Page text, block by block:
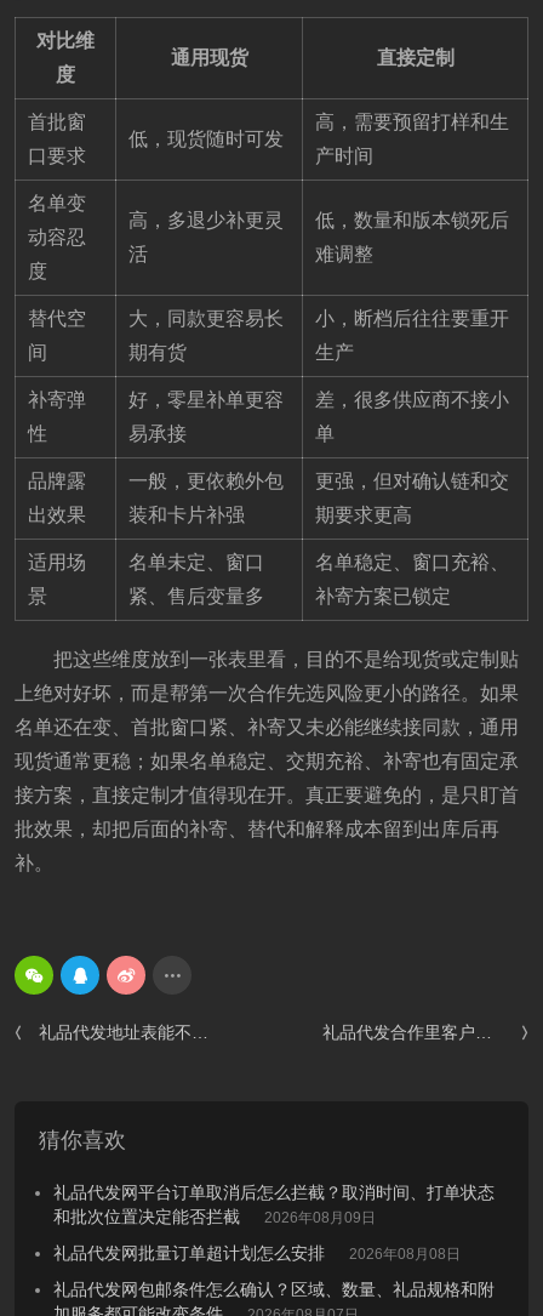
对比维
度
通用现货 直接定制
首批窗
口要求
低，现货随时可发
高，需要预留打样和生
产时间
名单变
动容忍
度
高，多退少补更灵
活
低，数量和版本锁死后
难调整
替代空
间
大，同款更容易长
期有货
小，断档后往往要重开
生产
补寄弹
性
好，零星补单更容
易承接
差，很多供应商不接小
单
品牌露
出效果
一般，更依赖外包
装和卡片补强
更强，但对确认链和交
期要求更高
适用场
景
名单未定、窗口
紧、售后变量多
名单稳定、窗口充裕、
补寄方案已锁定
把这些维度放到一张表里看，目的不是给现货或定制贴
上绝对好坏，而是帮第一次合作先选风险更小的路径。如果
名单还在变、首批窗口紧、补寄又未必能继续接同款，通用
现货通常更稳；如果名单稳定、交期充裕、补寄也有固定承
接方案，直接定制才值得现在开。真正要避免的，是只盯首
批效果，却把后面的补寄、替代和解释成本留到出库后再
补。
礼品代发地址表能不能直接发？重复收件、风险备注和补寄责任没核清要暂缓 礼品代发合作里客户一句尽快发，谁来把承诺改成可执行口径？客服回复、仓内排期和异常兜底别各写一版
猜你喜欢
礼品代发网平台订单取消后怎么拦截？取消时间、打单状态
和批次位置决定能否拦截
2026年08月09日
礼品代发网批量订单超计划怎么安排 2026年08月08日
礼品代发网包邮条件怎么确认？区域、数量、礼品规格和附